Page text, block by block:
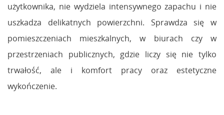
użytkownika, nie wydziela intensywnego zapachu i nie
uszkadza delikatnych powierzchni. Sprawdza się w
pomieszczeniach mieszkalnych, w biurach czy w
przestrzeniach publicznych, gdzie liczy się nie tylko
trwałość, ale i komfort pracy oraz estetyczne
wykończenie.